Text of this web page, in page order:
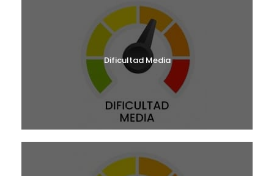
Dificultad Media